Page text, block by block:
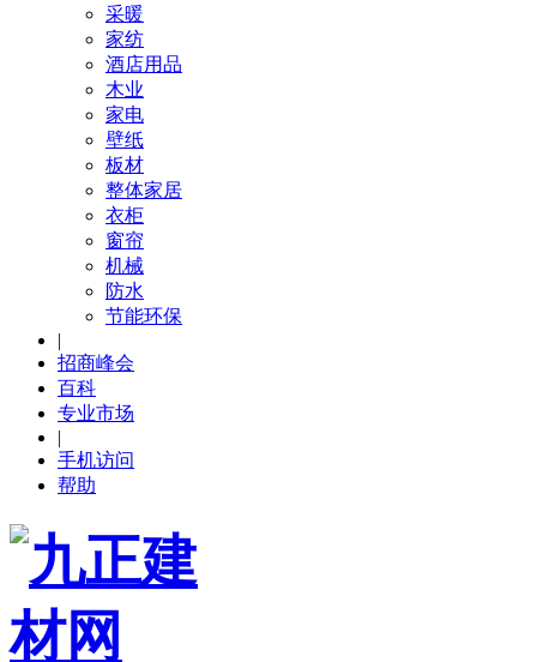
采暖
家纺
酒店用品
木业
家电
壁纸
板材
整体家居
衣柜
窗帘
机械
防水
节能环保
|
招商峰会
百科
专业市场
|
手机访问
帮助